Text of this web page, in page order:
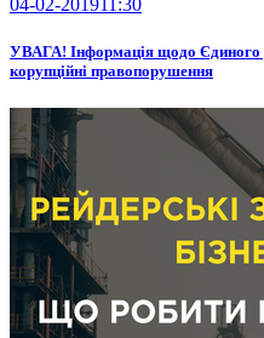
04-02-201911:30
УВАГА! Інформація щодо Єдиного
корупційні правопорушення